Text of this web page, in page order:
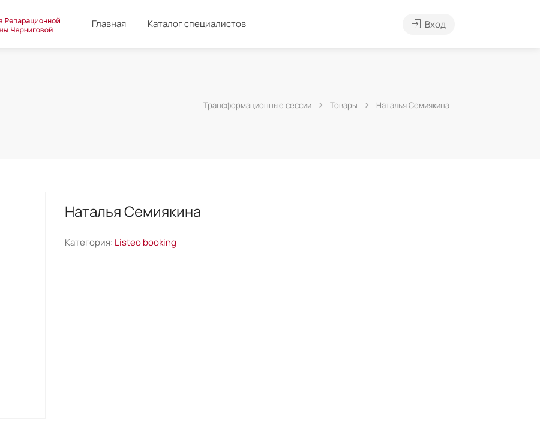
Главная Каталог специалистов Вход
Трансформационные сессии Товары Наталья Семиякина
Наталья Семиякина
Категория: Listeo booking